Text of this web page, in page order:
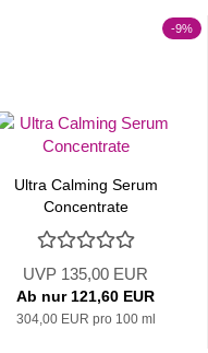
-9%
Ultra Calming Serum
Concentrate
UVP 135,00 EUR
Ab nur 121,60 EUR
304,00 EUR pro 100 ml